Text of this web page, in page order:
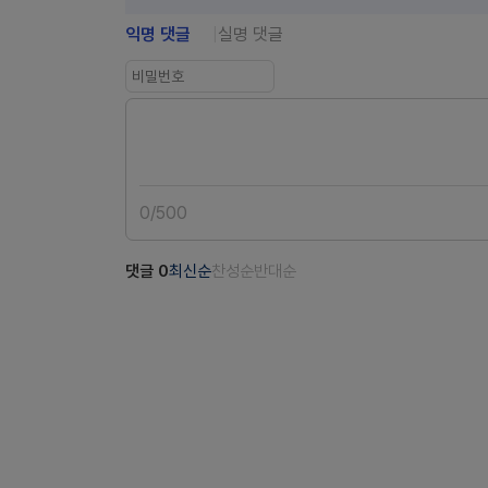
익명 댓글 실명 댓글
0/500
댓글 0최신순찬성순반대순